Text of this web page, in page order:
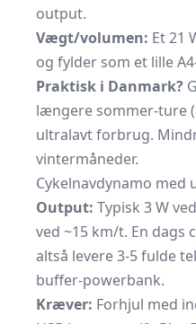
output.
Vægt/volumen: Et 21
og fylder som et lille
Praktisk i Danmark?
længere sommer-ture
ultralavt forbrug.
vintermåneder.
Cykelnavdynamo med
Output: Typisk 3 W
ved ~15 km/t. En dags
altså levere 3-5 fulde
buffer-powerbank.
Kræver: Forhjul med